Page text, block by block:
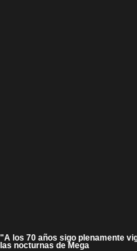
"A los 70 años sigo plenamente
las nocturnas de Mega